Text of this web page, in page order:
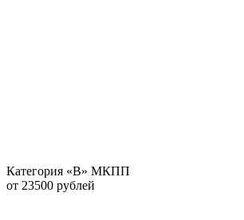
Категория «В» МКПП
от 23500 рублей